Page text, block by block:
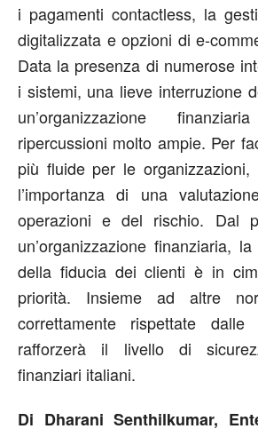
i pagamenti contactless, la
digitalizzata e opzioni di e-
Data la presenza di numerose
i sistemi, una lieve interruzione
un’organizzazione
ripercussioni molto ampie. Per
più fluide per le organizzazioni,
l’importanza di una
operazioni e del rischio. Dal
un’organizzazione finanziaria,
della fiducia dei clienti è in
priorità. Insieme ad altre
correttamente rispettate dalle
rafforzerà il livello di
finanziari italiani.
Di Dharani Senthilkumar,